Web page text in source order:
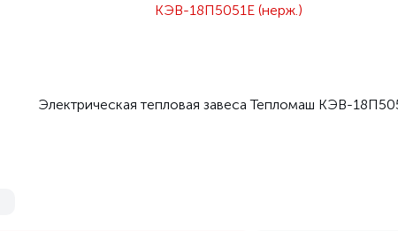
Электрическая тепловая завеса Тепломаш КЭВ-